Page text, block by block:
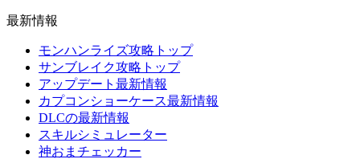
最新情報
モンハンライズ攻略トップ
サンブレイク攻略トップ
アップデート最新情報
カプコンショーケース最新情報
DLCの最新情報
スキルシミュレーター
神おまチェッカー